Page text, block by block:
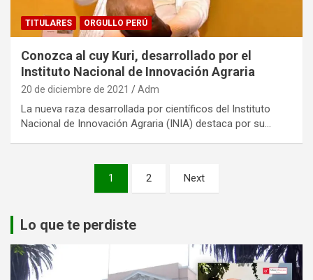
TITULARES ORGULLO PERÚ
Conozca al cuy Kuri, desarrollado por el
Instituto Nacional de Innovación Agraria
20 de diciembre de 2021 Adm
La nueva raza desarrollada por científicos del Instituto
Nacional de Innovación Agraria (INIA) destaca por su…
entradas
1 2 Next
Lo que te perdiste